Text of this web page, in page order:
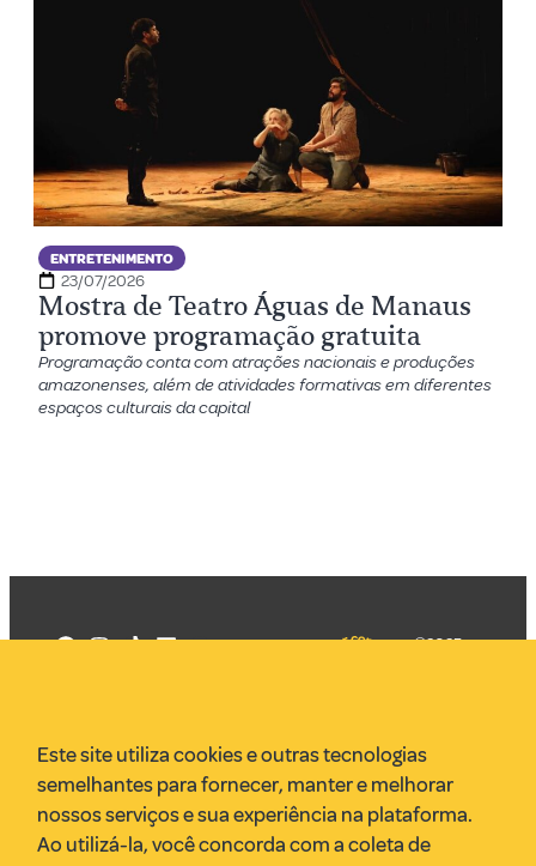
ENTRETENIMENTO
23/07/2026
Mostra de Teatro Águas de Manaus
promove programação gratuita
Programação conta com atrações nacionais e produções
amazonenses, além de atividades formativas em diferentes
espaços culturais da capital
VR Assessoria
Parcerias
Envie uma pauta
©2025
Este site utiliza cookies e outras tecnologias
semelhantes para fornecer, manter e melhorar
nossos serviços e sua experiência na plataforma.
Ao utilizá-la, você concorda com a coleta de